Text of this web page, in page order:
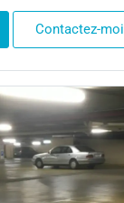
Contactez-moi